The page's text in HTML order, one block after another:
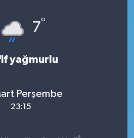
7°
yağmurlu
Perşembe
23:15